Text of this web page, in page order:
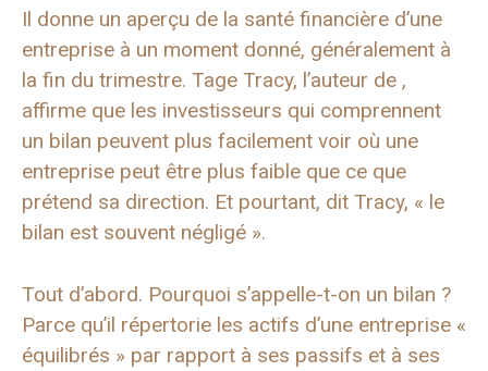
Il donne un aperçu de la santé financière d’une
entreprise à un moment donné, généralement à
la fin du trimestre. Tage Tracy, l’auteur de ,
affirme que les investisseurs qui comprennent
un bilan peuvent plus facilement voir où une
entreprise peut être plus faible que ce que
prétend sa direction. Et pourtant, dit Tracy, « le
bilan est souvent négligé ».
Tout d’abord. Pourquoi s’appelle-t-on un bilan ?
Parce qu’il répertorie les actifs d’une entreprise «
équilibrés » par rapport à ses passifs et à ses